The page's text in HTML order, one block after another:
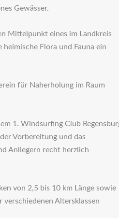
Gewässer.
Mittelpunkt eines im Landkreis
Flora und Fauna ein
für Naherholung im Raum
1. Windsurfing Club
Vorbereitung und das
Anliegern recht herzlich
von 2,5 bis 10 km Länge sowie
Altersklassen